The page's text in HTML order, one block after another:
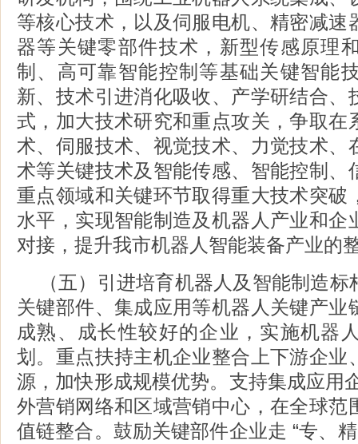
等核心技术，以及伺服电机、精密减速
器等关键零部件技术，新型传感原理
制、高可靠智能控制等基础关键智能
新、技术引进消化吸收、产学研结合、
式，加大技术研究和重点攻关，争取在
术、伺服技术、视觉技术、力觉技术、
术等关键技术及智能传感、智能控制、
重点领域和关键环节取得重大技术突破
水平，实现智能制造及机器人产业和企
对接，提升我市机器人智能装备产业的
（五）引进培育机器人及智能制造
关键部件、集成应用等机器人关键产业
成熟、成长性较好的企业，实施机器
划。重点扶持主机企业整合上下游企业
源，加快形成规模优势。支持集成应用
外营销网络和区域营销中心，在全球范
值链整合。鼓励关键部件企业走 “专、